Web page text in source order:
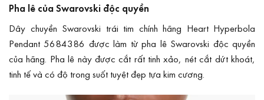
Pha lê của Swarovski độc quyền
Dây chuyền Swarovski trái tim chính hãng Heart Hyperbola
Pendant 5684386 được làm từ pha lê Swarovski độc quyền
của hãng. Pha lê này được cắt rất tinh xảo, nét cắt dứt khoát,
tinh tế và có độ trong suốt tuyệt đẹp tựa kim cương.